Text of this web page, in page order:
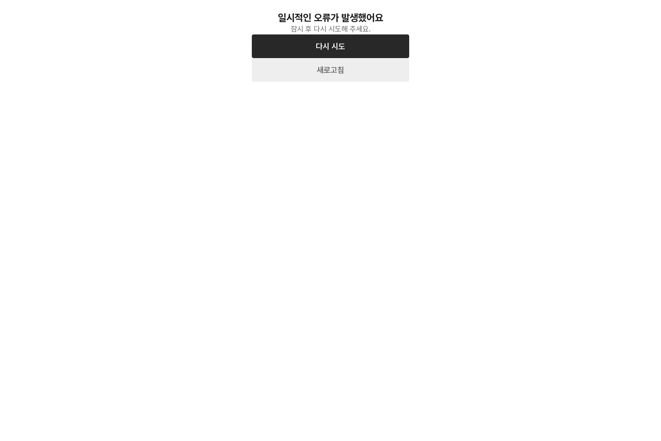
일시적인 오류가 발생했어요
잠시 후 다시 시도해 주세요.
다시 시도
새로고침